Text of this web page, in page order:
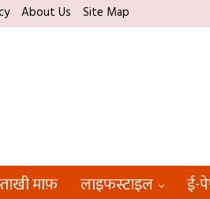
About Us Site Map
माफ़ लाइफस्टाइल ई-